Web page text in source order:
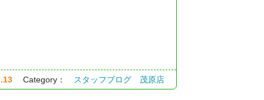
Category： スタッフブログ 茂原店